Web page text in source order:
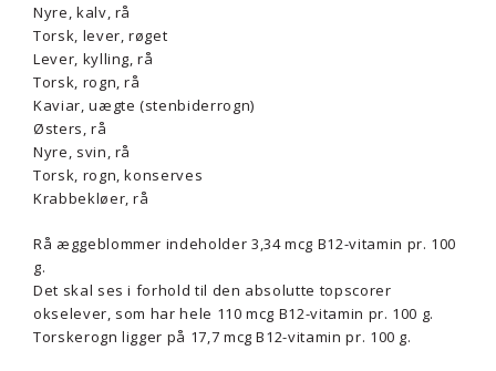
Nyre, kalv, rå
Torsk, lever, røget
Lever, kylling, rå
Torsk, rogn, rå
Kaviar, uægte (stenbiderrogn)
Østers, rå
Nyre, svin, rå
Torsk, rogn, konserves
Krabbekløer, rå
Rå æggeblommer indeholder 3,34 mcg B12-vitamin pr. 100
g.
Det skal ses i forhold til den absolutte topscorer
okselever, som har hele 110 mcg B12-vitamin pr. 100 g.
Torskerogn ligger på 17,7 mcg B12-vitamin pr. 100 g.